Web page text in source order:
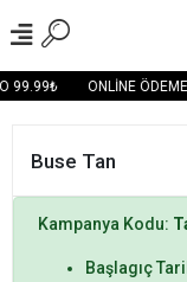
99.99₺ ONLİNE
Buse Tan
Kampanya Kodu:
Başlagıç